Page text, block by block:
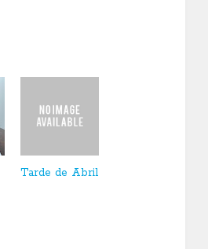
Tarde de Abril